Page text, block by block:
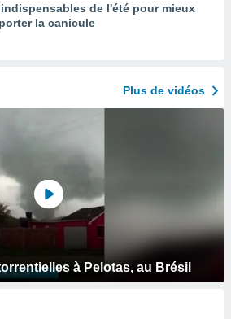
de l'été pour mieux
la canicule
Plus de vidéos
à Pelotas, au Brésil